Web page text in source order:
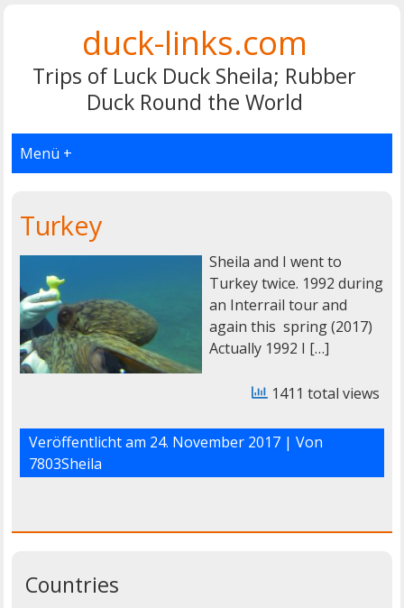
duck-links.com
Trips of Luck Duck Sheila; Rubber
Duck Round the World
Menü +
Turkey
Sheila and I went to
Turkey twice. 1992 during
an Interrail tour and
again this spring (2017)
Actually 1992 I […]
1411 total views
Veröffentlicht am 24. November 2017| Von
7803Sheila
Countries